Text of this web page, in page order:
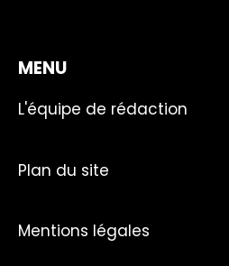
MENU
L'équipe de rédaction
Plan du site
Mentions légales